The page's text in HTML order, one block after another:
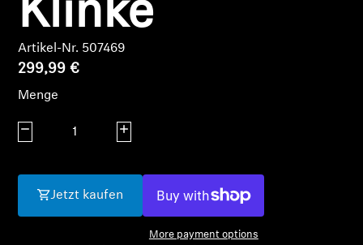
AMBEO Ersatzteile & Zubehör
Entdecken
Klinke
Artikel-Nr. 507469
299,99 €
Menge
Menge verringern Menge erhöhen
Jetzt kaufen
More payment options